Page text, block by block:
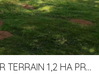
A VENDRE - BÂTIMENT INDUSTRIEL SUR TERRAIN 1,2 HA PROCHE ÉCHANGEUR A10 - SOUDAN (79)